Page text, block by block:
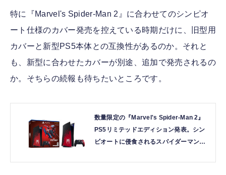
特に『Marvel's Spider-Man 2』に合わせてのシンピオ
ート仕様のカバー発売を控えている時期だけに、旧型用
カバーと新型PS5本体との互換性があるのか。それと
も、新型に合わせたカバーが別途、追加で発売されるの
か。そちらの続報も待ちたいところです。
数量限定の『Marvel's Spider-Man 2』
PS5リミテッドエディション発表。シン
ビオートに侵食されるスパイダーマンを